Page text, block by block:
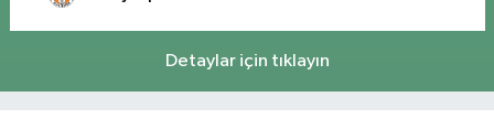
Detaylar için tıklayın